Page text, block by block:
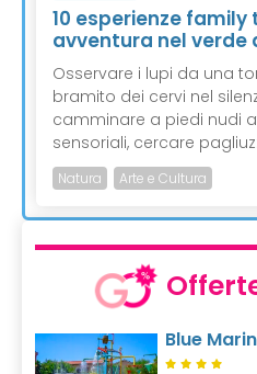
10 esperienze
avventura nel verde
Osservare i lupi da una
bramito dei cervi nel
camminare a piedi nudi
sensoriali, cercare
Natura Arte e Cultura
Blue